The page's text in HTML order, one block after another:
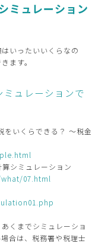
ミュレーション
いったいいくらなの
ます。
ミュレーションで
いくらできる？ ～税金
シミュレーション
07.html
くまでシミュレーショ
合は、税務署や税理士